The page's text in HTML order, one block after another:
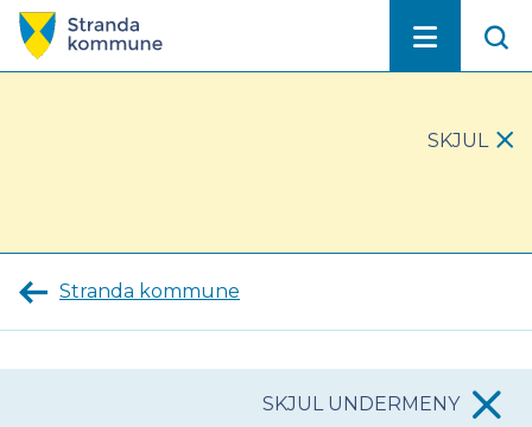
Stranda
MELDING
SKJUL
Stranda kommune
SKJUL UNDERMENY